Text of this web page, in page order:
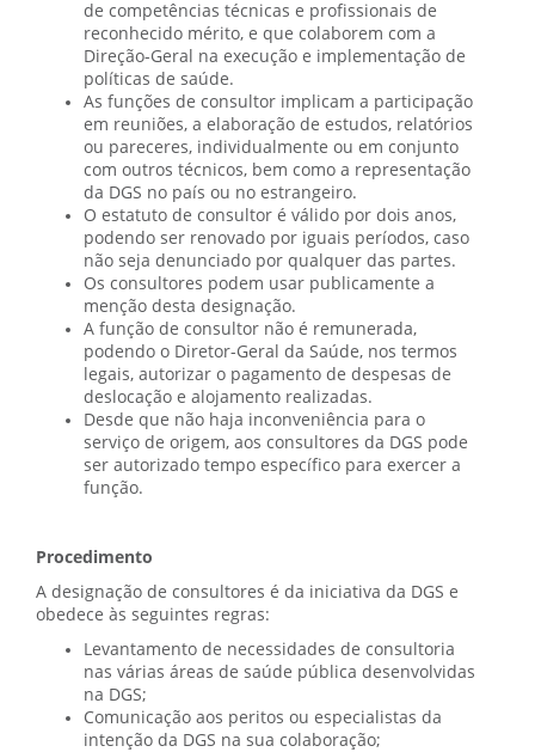
de competências técnicas e profissionais de
reconhecido mérito, e que colaborem com a
Direção-Geral na execução e implementação de
políticas de saúde.
As funções de consultor implicam a participação
em reuniões, a elaboração de estudos, relatórios
ou pareceres, individualmente ou em conjunto
com outros técnicos, bem como a representação
da DGS no país ou no estrangeiro.
O estatuto de consultor é válido por dois anos,
podendo ser renovado por iguais períodos, caso
não seja denunciado por qualquer das partes.
Os consultores podem usar publicamente a
menção desta designação.
A função de consultor não é remunerada,
podendo o Diretor-Geral da Saúde, nos termos
legais, autorizar o pagamento de despesas de
deslocação e alojamento realizadas.
Desde que não haja inconveniência para o
serviço de origem, aos consultores da DGS pode
ser autorizado tempo específico para exercer a
função.
Procedimento
A designação de consultores é da iniciativa da DGS e
obedece às seguintes regras:
Levantamento de necessidades de consultoria
nas várias áreas de saúde pública desenvolvidas
na DGS;
Comunicação aos peritos ou especialistas da
intenção da DGS na sua colaboração;